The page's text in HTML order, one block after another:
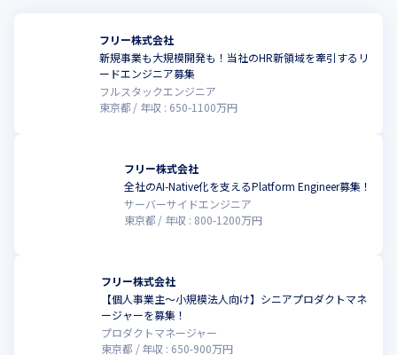
フリー株式会社
新規事業も大規模開発も！当社のHR新領域を牽引するリ
ードエンジニア募集
フルスタックエンジニア
東京都
年収 : 650-1100万円
フリー株式会社
全社のAI-Native化を支えるPlatform Engineer募集！
サーバーサイドエンジニア
東京都
年収 : 800-1200万円
フリー株式会社
【個人事業主〜小規模法人向け】シニアプロダクトマネ
ージャーを募集！
プロダクトマネージャー
東京都
年収 : 650-900万円